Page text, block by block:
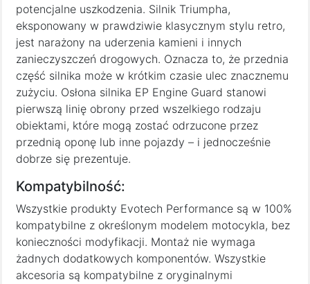
potencjalne uszkodzenia. Silnik Triumpha,
eksponowany w prawdziwie klasycznym stylu retro,
jest narażony na uderzenia kamieni i innych
zanieczyszczeń drogowych. Oznacza to, że przednia
część silnika może w krótkim czasie ulec znacznemu
zużyciu. Osłona silnika EP Engine Guard stanowi
pierwszą linię obrony przed wszelkiego rodzaju
obiektami, które mogą zostać odrzucone przez
przednią oponę lub inne pojazdy – i jednocześnie
dobrze się prezentuje.
Kompatybilność:
Wszystkie produkty Evotech Performance są w 100%
kompatybilne z określonym modelem motocykla, bez
konieczności modyfikacji. Montaż nie wymaga
żadnych dodatkowych komponentów. Wszystkie
akcesoria są kompatybilne z oryginalnymi